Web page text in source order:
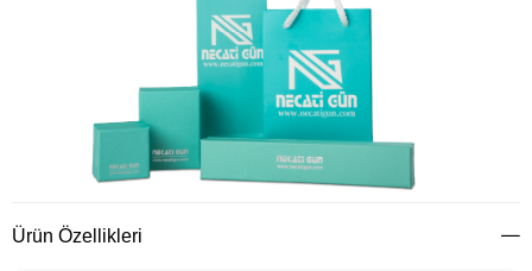
Ürün Özellikleri